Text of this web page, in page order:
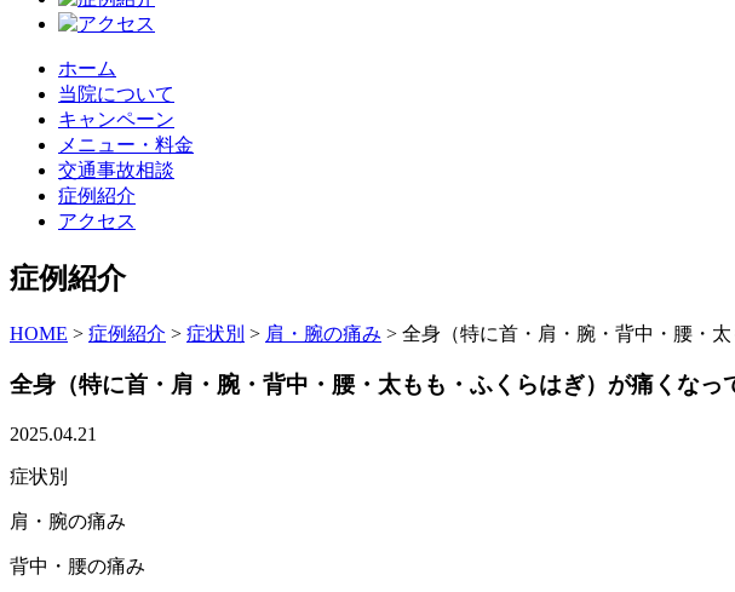
ホーム
当院について
キャンペーン
メニュー・料金
交通事故相談
症例紹介
アクセス
症例紹介
HOME > 症例紹介 > 症状別 > 肩・腕の痛み > 全身（特に首・肩・腕・背中・腰・
全身（特に首・肩・腕・背中・腰・太もも・ふくらはぎ）が痛くなっ
2025.04.21
症状別
肩・腕の痛み
背中・腰の痛み